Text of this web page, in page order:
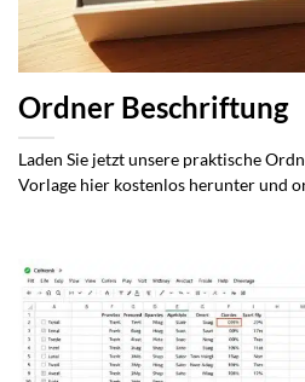
Ordner Beschriftung
Laden Sie jetzt unsere praktische
Vorlage hier kostenlos herunter und